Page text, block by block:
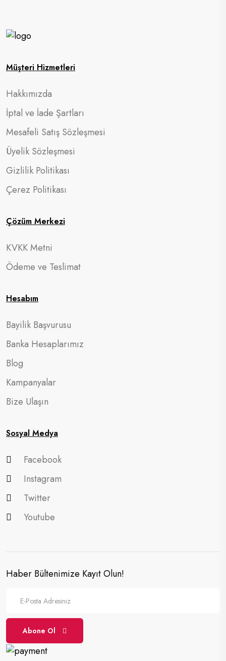
Müşteri Hizmetleri
Hakkımızda
İptal ve İade Şartları
Mesafeli Satış Sözleşmesi
Üyelik Sözleşmesi
Gizlilik Politikası
Çerez Politikası
Çözüm Merkezi
KVKK Metni
Ödeme ve Teslimat
Hesabım
Bayilik Başvurusu
Banka Hesaplarımız
Blog
Kampanyalar
Bize Ulaşın
Sosyal Medya
Facebook
Instagram
Twitter
Youtube
Haber Bültenimize Kayıt Olun!
Abone Ol